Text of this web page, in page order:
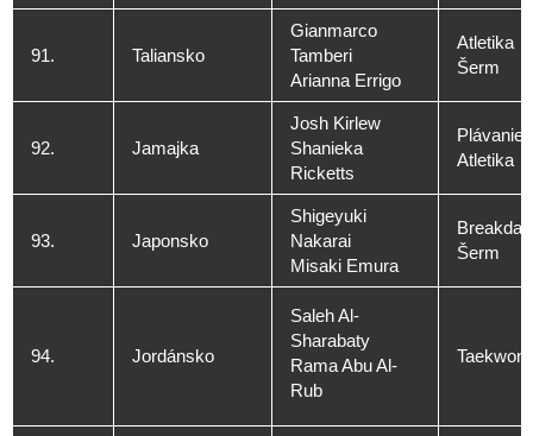
91. Taliansko
Gianmarco
Tamberi
Arianna Errigo
Atletika
Šerm
92. Jamajka
Josh Kirlew
Shanieka
Ricketts
Plávanie
Atletika
93. Japonsko
Shigeyuki
Nakarai
Misaki Emura
Šerm
94. Jordánsko
Saleh Al-
Sharabaty
Rama Abu Al-
Rub